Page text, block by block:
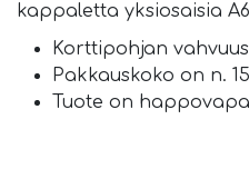
kappaletta yksiosaisia
Korttipohjan
Pakkauskoko on n. 15
Tuote on